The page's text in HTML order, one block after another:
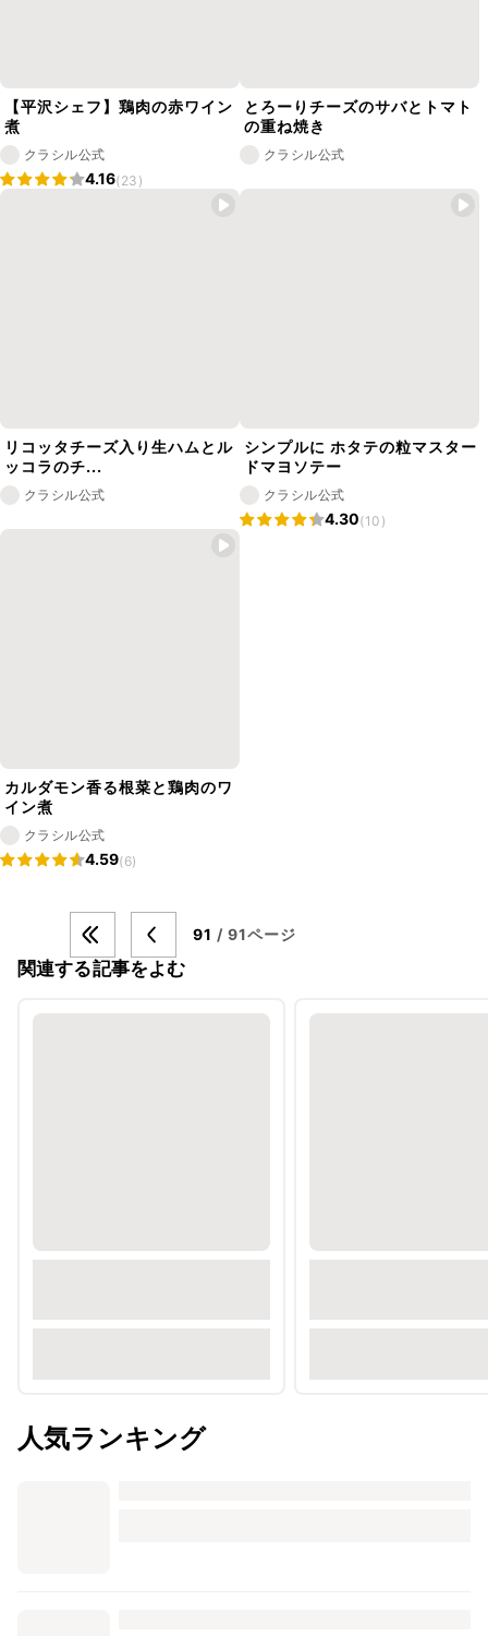
【平沢シェフ】鶏肉の赤ワイン
煮
クラシル公式
4.16(23)
とろーりチーズのサバとトマト
の重ね焼き
クラシル公式
リコッタチーズ入り生ハムとル
ッコラのチ...
クラシル公式
シンプルに ホタテの粒マスター
ドマヨソテー
クラシル公式
4.30(10)
カルダモン香る根菜と鶏肉のワ
イン煮
クラシル公式
4.59(6)
91 / 91ページ
関連する記事をよむ
人気ランキング